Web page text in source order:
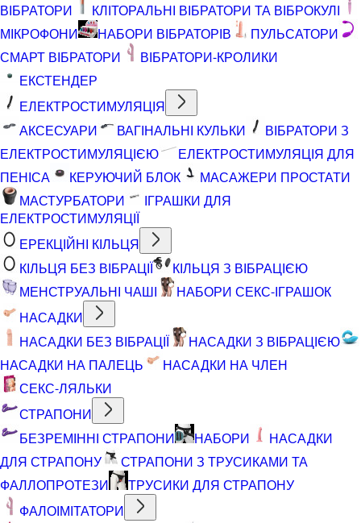
ВІБРАТОРИ
КЛІТОРАЛЬНІ ВІБРАТОРИ ТА ВІБРОКУЛІ
МІКРОФОНИ
НАБОРИ ВІБРАТОРІВ
ПУЛЬСАТОРИ
СМАРТ ВІБРАТОРИ
ВІБРАТОРИ-КРОЛИКИ
ЕКСТЕНДЕР
ЕЛЕКТРОСТИМУЛЯЦІЯ
АКСЕСУАРИ
ВАГІНАЛЬНІ КУЛЬКИ
ВІБРАТОРИ З
ЕЛЕКТРОСТИМУЛЯЦІЄЮ
ЕЛЕКТРОСТИМУЛЯЦІЯ ДЛЯ
ПЕНІСА
КЕРУЮЧИЙ БЛОК
МАСАЖЕРИ ПРОСТАТИ
МАСТУРБАТОРИ
ІГРАШКИ ДЛЯ
ЕЛЕКТРОСТИМУЛЯЦІЇ
ЕРЕКЦІЙНІ КІЛЬЦЯ
КІЛЬЦЯ БЕЗ ВІБРАЦІЇ
КІЛЬЦЯ З ВІБРАЦІЄЮ
МЕНСТРУАЛЬНІ ЧАШІ
НАБОРИ СЕКС-ІГРАШОК
НАСАДКИ
НАСАДКИ БЕЗ ВІБРАЦІЇ
НАСАДКИ З ВІБРАЦІЄЮ
НАСАДКИ НА ПАЛЕЦЬ
НАСАДКИ НА ЧЛЕН
СЕКС-ЛЯЛЬКИ
СТРАПОНИ
БЕЗРЕМІННІ СТРАПОНИ
НАБОРИ
НАСАДКИ
ДЛЯ СТРАПОНУ
СТРАПОНИ З ТРУСИКАМИ ТА
ФАЛЛОПРОТЕЗИ
ТРУСИКИ ДЛЯ СТРАПОНУ
ФАЛОІМІТАТОРИ